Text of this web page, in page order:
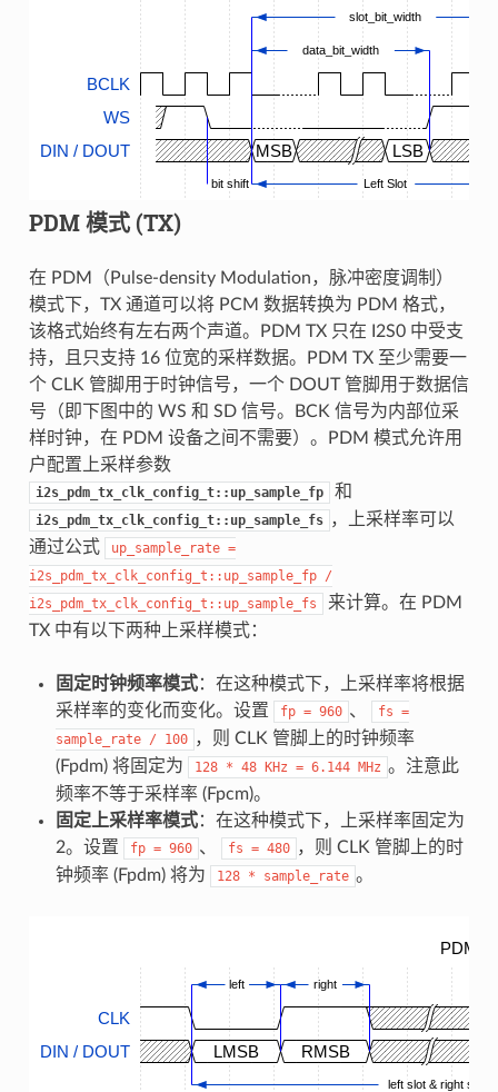
BCLK
WS
DIN / DOUT
MSB LSB
slot_bit_width
data_bit_width
bit shift Left Slot
PDM 模式 (TX)
在 PDM（Pulse-density Modulation，脉冲密度调制）
模式下，TX 通道可以将 PCM 数据转换为 PDM 格式，
该格式始终有左右两个声道。PDM TX 只在 I2S0 中受支
持，且只支持 16 位宽的采样数据。PDM TX 至少需要一
个 CLK 管脚用于时钟信号，一个 DOUT 管脚用于数据信
号（即下图中的 WS 和 SD 信号。BCK 信号为内部位采
样时钟，在 PDM 设备之间不需要）。PDM 模式允许用
户配置上采样参数
i2s_pdm_tx_clk_config_t::up_sample_fp 和
i2s_pdm_tx_clk_config_t::up_sample_fs ，上采样率可以
通过公式
up_sample_rate =
i2s_pdm_tx_clk_config_t::up_sample_fp /
i2s_pdm_tx_clk_config_t::up_sample_fs
来计算。在 PDM
TX 中有以下两种上采样模式：
固定时钟频率模式：在这种模式下，上采样率将根据
采样率的变化而变化。设置
fp = 960 、 fs =
sample_rate / 100 ，则 CLK 管脚上的时钟频率
(Fpdm) 将固定为
128 * 48 KHz = 6.144 MHz 。注意此
频率不等于采样率 (Fpcm)。
固定上采样率模式：在这种模式下，上采样率固定为
2。设置
fp = 960 、 fs = 480 ，则 CLK 管脚上的时
钟频率 (Fpdm) 将为
128 * sample_rate 。
PDM
CLK
DIN / DOUT
LMSB RMSB
left right
left slot & right slot